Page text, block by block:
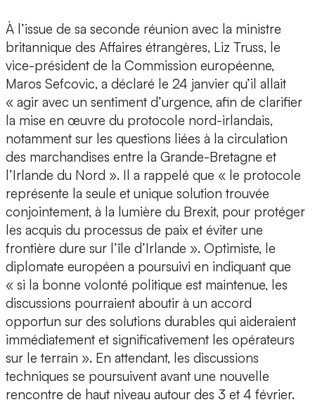
À l’issue de sa seconde réunion avec la ministre
britannique des Affaires étrangères, Liz Truss, le
vice-président de la Commission européenne,
Maros Sefcovic, a déclaré le 24 janvier qu’il allait
« agir avec un sentiment d’urgence, afin de clarifier
la mise en œuvre du protocole nord-irlandais,
notamment sur les questions liées à la circulation
des marchandises entre la Grande-Bretagne et
l’Irlande du Nord ». Il a rappelé que « le protocole
représente la seule et unique solution trouvée
conjointement, à la lumière du Brexit, pour protéger
les acquis du processus de paix et éviter une
frontière dure sur l’île d’Irlande ». Optimiste, le
diplomate européen a poursuivi en indiquant que
« si la bonne volonté politique est maintenue, les
discussions pourraient aboutir à un accord
opportun sur des solutions durables qui aideraient
immédiatement et significativement les opérateurs
sur le terrain ». En attendant, les discussions
techniques se poursuivent avant une nouvelle
rencontre de haut niveau autour des 3 et 4 février.